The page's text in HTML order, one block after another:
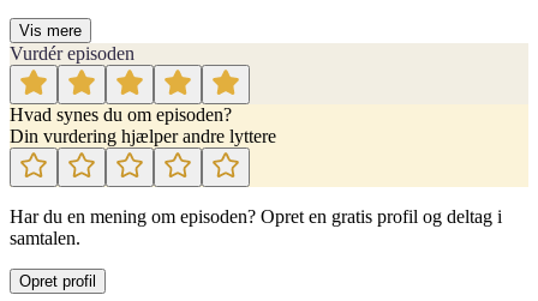
Vis mere
Vurdér episoden
Hvad synes du om episoden?
Din vurdering hjælper andre lyttere
Har du en mening om episoden? Opret en gratis profil og deltag i
samtalen.
Opret profil